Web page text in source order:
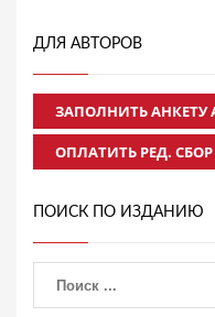
ДЛЯ АВТОРОВ
ЗАПОЛНИТЬ АНКЕТУ
ОПЛАТИТЬ РЕД. СБОР
ПОИСК ПО ИЗДАНИЮ